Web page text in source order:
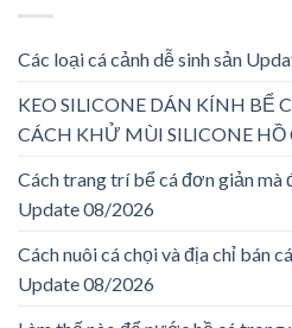
Các loại cá cảnh dễ sinh sản
KEO SILICONE DÁN KÍNH BỂ
CÁCH KHỬ MÙI SILICONE HỒ
Cách trang trí bể cá đơn giản mà
Update 08/2026
Cách nuôi cá chọi và địa chỉ bán
Update 08/2026